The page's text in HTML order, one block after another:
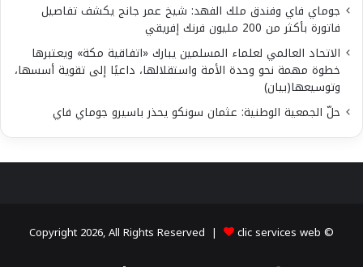
جوماي فاي وفندق ملك الفهد: شيخ عمر جانج يكشف تفاصيل
فاتورة بأكثر من 200 مليون فرنك إفريقي
الاتحاد العالمي لعلماء المسلمين يبارك «اتفاقية مكة» ويعتبرها
خطوة مهمة نحو وحدة الأمة واستقلالها، داعيًا إلى تقوية أسسها،
وتوسيعها(بيان)
حلّ الجمعية الوطنية: عثمان سونكو يحذر باسيرو جوماي فاي
© Copyright 2026, All Rights Reserved |
clic services web